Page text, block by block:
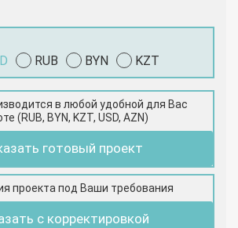
RUB BYN KZT
в любой удобной для Вас
(RUB, BYN, KZT, USD, AZN)
готовый проект
проекта под Ваши требования
с корректировкой